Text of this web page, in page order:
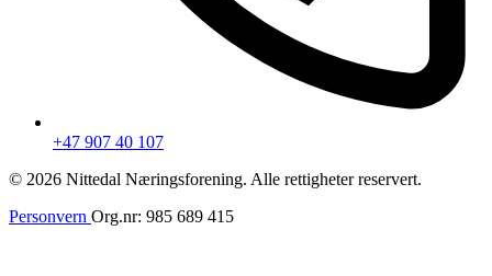
+47 907 40 107
© 2026 Nittedal Næringsforening. Alle rettigheter reservert.
Personvern Org.nr: 985 689 415